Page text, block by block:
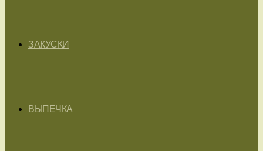
ЗАКУСКИ
ВЫПЕЧКА